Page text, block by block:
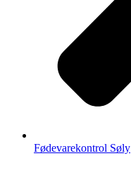
Fødevarekontrol Søly